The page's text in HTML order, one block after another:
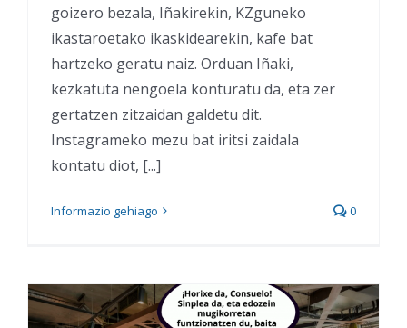
goizero bezala, Iñakirekin, KZguneko
ikastaroetako ikaskidearekin, kafe bat
hartzeko geratu naiz. Orduan Iñaki,
kezkatuta nengoela konturatu da, eta zer
gertatzen zitzaidan galdetu dit.
Instagrameko mezu bat iritsi zaidala
kontatu diot, [...]
Informazio gehiago 0